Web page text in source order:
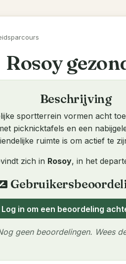
Rosoy
Beschrijving
sportterrein vormen acht
picknicktafels en een
ruimte is om actief te
zich in Rosoy, in het
rate_review
Log in om een beoordeling
geen beoordelingen. Wees